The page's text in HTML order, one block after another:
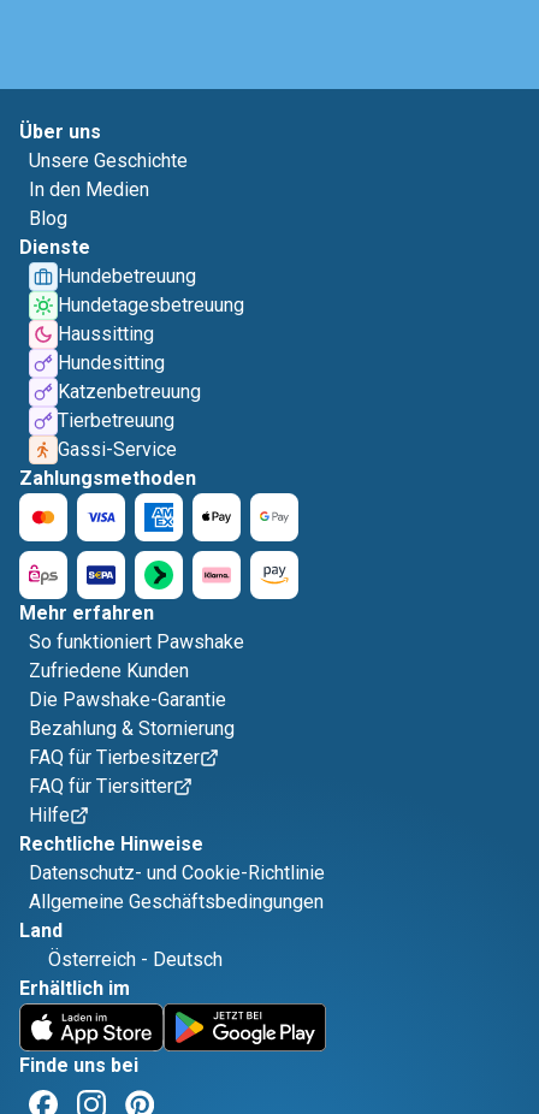
Über uns
Unsere Geschichte
In den Medien
Blog
Dienste
Hundebetreuung
Hundetagesbetreuung
Haussitting
Hundesitting
Katzenbetreuung
Tierbetreuung
Gassi-Service
Zahlungsmethoden
Mehr erfahren
So funktioniert Pawshake
Zufriedene Kunden
Die Pawshake-Garantie
Bezahlung & Stornierung
FAQ für Tierbesitzer
FAQ für Tiersitter
Hilfe
Rechtliche Hinweise
Datenschutz- und Cookie-Richtlinie
Allgemeine Geschäftsbedingungen
Land
Österreich - Deutsch
Erhältlich im
Finde uns bei